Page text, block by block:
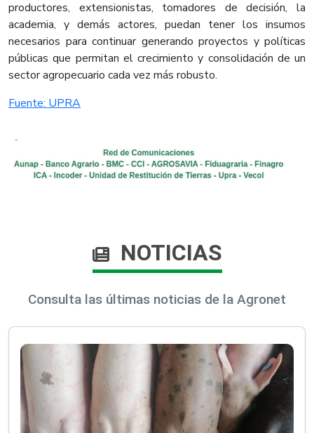
productores, extensionistas, tomadores de decisión, la
academia, y demás actores, puedan tener los insumos
necesarios para continuar generando proyectos y políticas
públicas que permitan el crecimiento y consolidación de un
sector agropecuario cada vez más robusto. ​
Fuente: UPRA​
NOTICIAS
Consulta las últimas noticias de la Agronet